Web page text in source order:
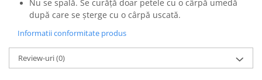
Nu se spală. Se curăţă doar petele cu o cârpă umedă
după care se şterge cu o cârpă uscată.
Informatii conformitate produs
Review-uri(0)